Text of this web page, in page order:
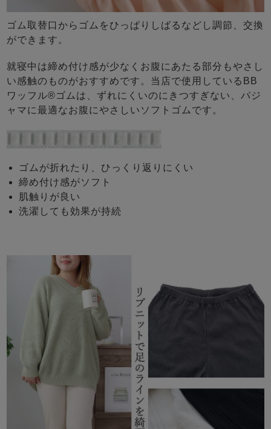
ゴム取替口からゴムをひっぱりしばるなどし調節、交換
ができます。
就寝中は締め付け感が少なくお腹にあたる部分もやさし
い感触のものがおすすめです。当店で使用しているBB
ワッフル®ゴムは、ずれにくいのにきつすぎない、パジ
ャマに最適なお腹にやさしいソフトゴムです。
ゴムが折れたり、ひっくり返りにくい
締め付け感がソフト
肌触りが良い
洗濯しても効果が持続